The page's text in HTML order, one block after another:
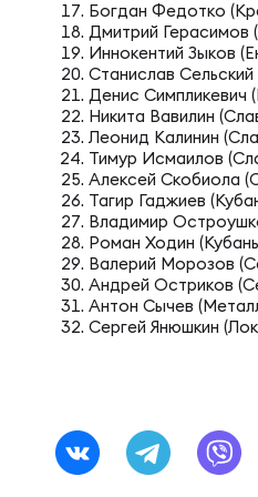
Богдан Федотко
Дмитрий Герасимов
Иннокентий Зыков
Станислав
Денис Симпликевич
Никита Вавилин
Леонид Калинин
Тимур Исмаилов
Алексей Скобиола
Тагир Гаджиев
Владимир
Роман Ходин
Валерий Морозов
Андрей Остриков
Антон Сычев
Сергей Янюшкин